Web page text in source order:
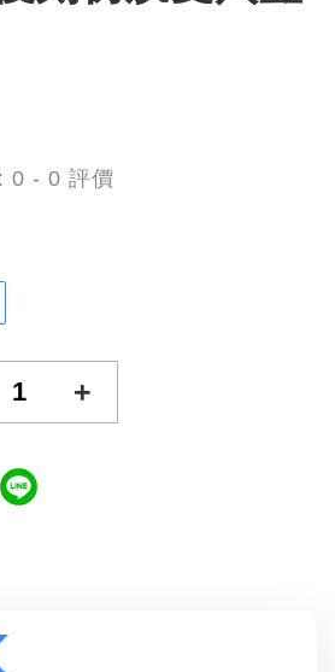
0 - 0 評價
+